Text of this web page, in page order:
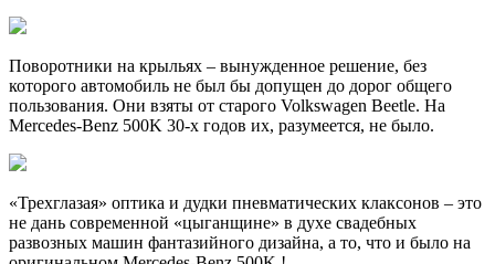
Поворотники на крыльях – вынужденное решение, без
которого автомобиль не был бы допущен до дорог общего
пользования. Они взяты от старого Volkswagen Beetle. На
Mercedes-Benz 500K 30-х годов их, разумеется, не было.
«Трехглазая» оптика и дудки пневматических клаксонов – это
не дань современной «цыганщине» в духе свадебных
развозных машин фантазийного дизайна, а то, что и было на